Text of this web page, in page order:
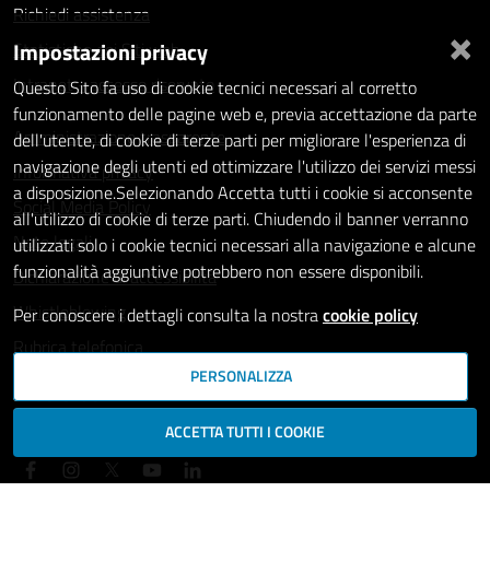
Richiedi assistenza
Statistiche dei Siti web
Intranet - accesso riservato
Amministrazione trasparente
Informativa privacy
Social Media Policy
Note legali
Dichiarazione di accessibilità
Whistleblowing
Rubrica telefonica
SEGUICI SU
×
Impostazioni privacy
Questo Sito fa uso di cookie tecnici necessari al corretto
funzionamento delle pagine web e, previa accettazione da parte
dell'utente, di cookie di terze parti per migliorare l'esperienza di
navigazione degli utenti ed ottimizzare l'utilizzo dei servizi messi
a disposizione.Selezionando Accetta tutti i cookie si acconsente
all'utilizzo di cookie di terze parti. Chiudendo il banner verranno
utilizzati solo i cookie tecnici necessari alla navigazione e alcune
funzionalità aggiuntive potrebbero non essere disponibili.
Per conoscere i dettagli consulta la nostracookie policy
PERSONALIZZA
ACCETTA TUTTI I COOKIE